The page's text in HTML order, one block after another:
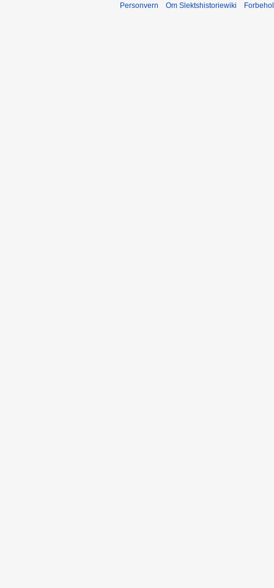
Personvern Om Slektshistoriewiki